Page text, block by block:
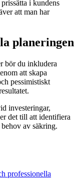
i kundens
att man har
planeringen
bör du inkludera
att skapa
pessimistiskt
investeringar,
det till att identifiera
av säkring.
professionella